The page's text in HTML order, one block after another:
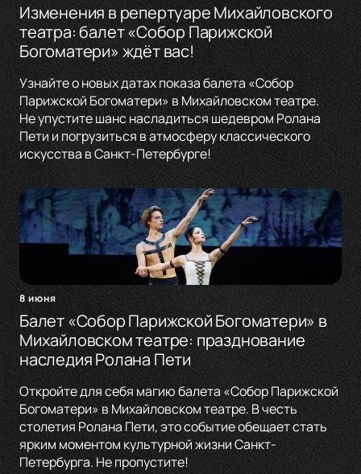
Изменения в репертуаре Михайловского
театра: балет «Собор Парижской
Богоматери» ждёт вас!
Узнайте о новых датах показа балета «Собор
Парижской Богоматери» в Михайловском театре.
Не упустите шанс насладиться шедевром Ролана
Пети и погрузиться в атмосферу классического
искусства в Санкт-Петербурге!
8 июня
Балет «Собор Парижской Богоматери» в
Михайловском театре: празднование
наследия Ролана Пети
Откройте для себя магию балета «Собор Парижской
Богоматери» в Михайловском театре. В честь
столетия Ролана Пети, это событие обещает стать
ярким моментом культурной жизни Санкт-
Петербурга. Не пропустите!